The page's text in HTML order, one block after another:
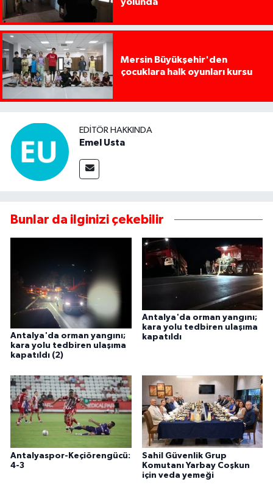
Mersin Büyükşehir'den
çocuklara halk oyunları kursu
EDITÖR HAKKINDA
Emel Usta
Bunlar da ilginizi çekebilir
Antalya'da orman yangını;
kara yolu tedbiren ulaşıma
kapatıldı (2)
Antalya'da orman yangını;
kara yolu tedbiren ulaşıma
kapatıldı
Antalyaspor-Keçiörengücü:
4-3
Sahil Güvenlik Grup
Komutanı Yarbay Coşkun
için veda yemeği